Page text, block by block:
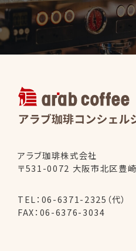
アラブ珈琲株式会社
〒531-0072 大阪市北区豊
TEL： 06-6371-2325（代）
FAX：06-6376-3034